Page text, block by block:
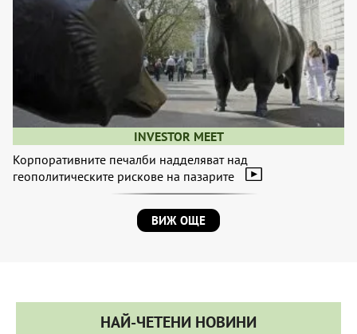
INVESTOR MEET
Корпоративните печалби надделяват над
геополитическите рискове на пазарите
ВИЖ ОЩЕ
НАЙ-ЧЕТЕНИ НОВИНИ